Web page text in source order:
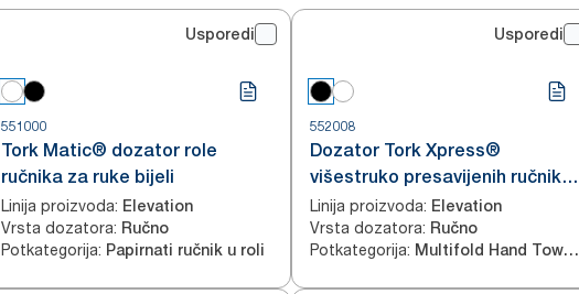
Usporedi
551000
Tork Matic® dozator role
ručnika za ruke bijeli
Linija proizvoda: Elevation
Vrsta dozatora: Ručno
Potkategorija: Papirnati ručnik u roli
Usporedi
552008
Dozator Tork Xpress®
višestruko presavijenih ručnika
za ruke
Linija proizvoda: Elevation
Vrsta dozatora: Ručno
Potkategorija: Multifold Hand Towels